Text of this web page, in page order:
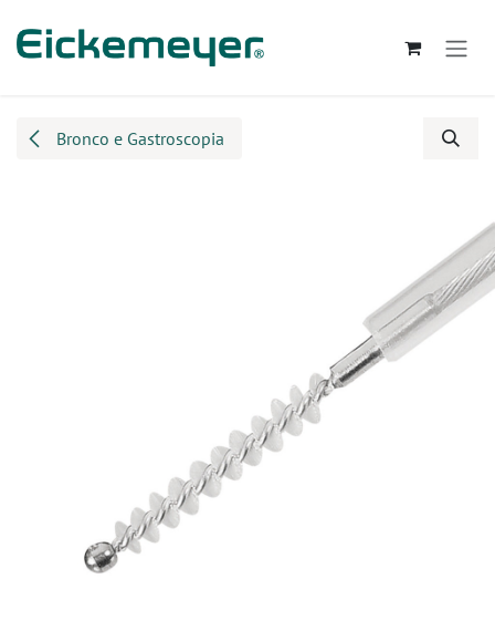
Bronco e Gastroscopia